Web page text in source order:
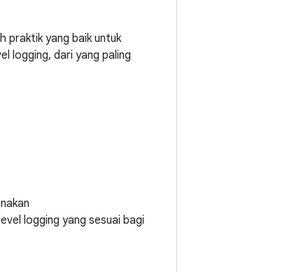
praktik yang baik untuk
logging, dari yang paling
logging yang sesuai bagi